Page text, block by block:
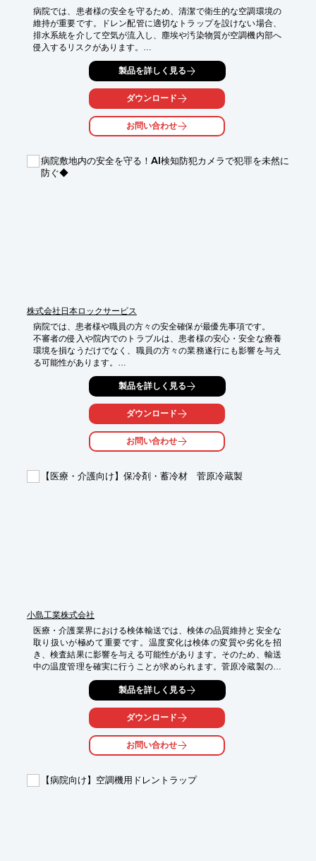
「オド・ロックマスク」はその臭い粒子に特化し、今までクリア
出来なかった様々な
臭気問題を「驚くほど」解決します。
ド」よりPDFデータご覧下さい
病院では、患者様の安全を守るため、清潔で衛生的な空調環境の
維持が重要です。ドレン配管に適切なトラップを設けない場合、
排水系統を介して空気が流入し、塵埃や汚染物質が空調機内部へ
侵入するリスクがあります。
空調機用ドレントラップは、排水を確保しながら空気の逆流を防
止し、衛生的な空調環境の維持に貢献します。
当社の高静圧ドレントラップは、封水高さを大幅に高めること
で、全静圧＋1450Paを超える高静圧空調機においても安定した
封水を維持し、病院をはじめとする高度な衛生管理が求められる
施設の空調設備をサポートします。
■手術室・無菌室の高静圧空調機
■ICU・感染症病棟など差圧管理が求められる空間
■高静圧空調機を採用した医療施設
製品を詳しく見る
ダウンロード
お問い合わせ
病院敷地内の安全を守る！AI検知防犯カメラで犯罪を未然に
防ぐ◆
株式会社日本ロックサービス
病院では、患者様や職員の方々の安全確保が最優先事項です。
不審者の侵入や院内でのトラブルは、患者様の安心・安全な療養
環境を損なうだけでなく、職員の方々の業務遂行にも影響を与え
る可能性があります。
これらのリスクを低減し、より安全な環境を提供するためには、
早期の不審者検知と適切な対応が求められます。
当社のAI搭載防犯カメラは、AIが人物などを検知すると、赤青の
フラッシュライトとサイレンを作動させ、不審者に対して視覚・
聴覚の両面から警告を行います。これにより、犯罪行為や不審な
行動を未然に抑止する効果が期待できます。
・病院敷地内、駐車場での不審者検知
製品を詳しく見る
ダウンロード
お問い合わせ
【医療・介護向け】保冷剤・蓄冷材 菅原冷蔵製
小島工業株式会社
医療・介護業界における検体輸送では、検体の品質維持と安全な
取り扱いが極めて重要です。温度変化は検体の変質や劣化を招
き、検査結果に影響を与える可能性があります。そのため、輸送
中の温度管理を確実に行うことが求められます。菅原冷蔵製の保
冷剤・蓄冷材は、食品と同レベルの衛生管理下で生産されてお
り、品質と安全性を重視する検体輸送に適しています。保冷剤生
産量、出荷量共に国内シェアNO1の実績が、その信頼を裏付けて
【活用シーン】
・検体冷蔵輸送
・検査キットの保冷輸送
製品を詳しく見る
ダウンロード
お問い合わせ
【病院向け】空調機用ドレントラップ